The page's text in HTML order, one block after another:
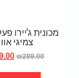
מכונית ג'יירו
צמיגי
₪289.00